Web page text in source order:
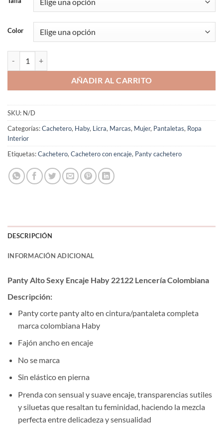
Color
AÑADIR AL CARRITO
SKU: N/D
Categorías:Cachetero, Haby, Licra, Marcas, Mujer, Pantaletas, Ropa
Interior
Etiquetas:Cachetero, Cachetero con encaje, Panty cachetero
DESCRIPCIÓN
INFORMACIÓN ADICIONAL
Panty Alto Sexy Encaje Haby 22122 Lencería Colombiana
Descripción:
Panty corte panty alto en cintura/pantaleta completa
marca colombiana Haby
Fajón ancho en encaje
No se marca
Sin elástico en pierna
Prenda con sensual y suave encaje, transparencias sutiles
y siluetas que resaltan tu feminidad, haciendo la mezcla
perfecta entre delicadeza y sensualidad